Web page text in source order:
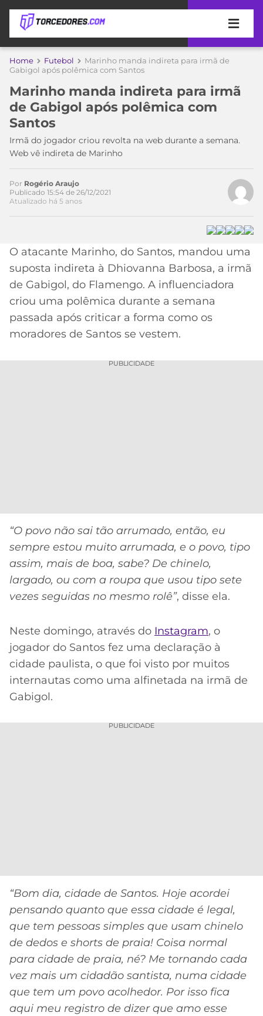
APOSTAS
DE
APOSTA
MELHORES
SITES
DE
APOSTAS
2026
BETBOOM
CÓDIGO
DE
INDICAÇÃO
BET365
MELHORES
CASSINOS
2026
COPA
DO
MUNDO
TIMES
MEU
TIME
PALMEIRAS
CORINTHIANS
SÃO
PAULO
SANTOS
GRÊMIO
ATLÉTICO
MG
CRUZEIRO
CAMPEONATOS
SÉRIE
A
LIBERTADORES
COPA
DO
CAMPEÕES
LALIGA
ESPORTIVA
MERCADO
BOLA
PALPITES
Home Futebol
Marinho manda indireta para irmã de
Gabigol após polêmica com Santos
Marinho manda indireta para irmã
de Gabigol após polêmica com
Santos
Irmã do jogador criou revolta na web durante a semana.
Web vê indireta de Marinho
Acesse o perfil do autor
no Twitter
Por Rogério Araujo
Publicado 15:54 de 26/12/2021
Atualizado há 5 anos
O atacante Marinho, do Santos, mandou uma
suposta indireta à Dhiovanna Barbosa, a irmã
de Gabigol, do Flamengo. A influenciadora
criou uma polêmica durante a semana
passada após criticar a forma como os
moradores de Santos se vestem.
PUBLICIDADE
“O povo não sai tão arrumado, então, eu
sempre estou muito arrumada, e o povo, tipo
assim, mais de boa, sabe? De chinelo,
largado, ou com a roupa que usou tipo sete
vezes seguidas no mesmo rolê”, disse ela.
Neste domingo, através do Instagram, o
jogador do Santos fez uma declaração à
cidade paulista, o que foi visto por muitos
internautas como uma alfinetada na irmã de
Gabigol.
PUBLICIDADE
“Bom dia, cidade de Santos. Hoje acordei
pensando quanto que essa cidade é legal,
que tem pessoas simples que usam chinelo
de dedos e shorts de praia! Coisa normal
para cidade de praia, né? Me tornando cada
vez mais um cidadão santista, numa cidade
que tem um povo acolhedor. Por isso fica
aqui meu registro de dizer que amo esse